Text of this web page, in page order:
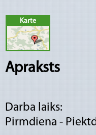
Karte
Apraksts
Darba laiks:
Pirmdiena -